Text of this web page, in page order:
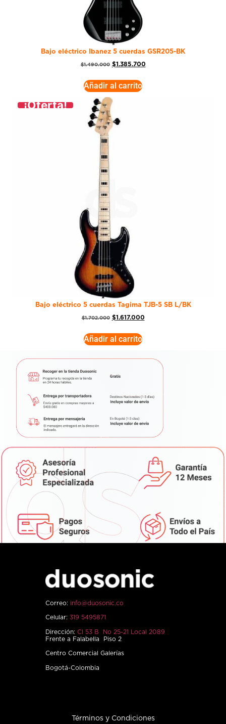
Bajo eléctrico Ibanez 5 cuerdas GSR205-BK
$1.490.000 $1.385.700
Añadir al carrito
¡Oferta!
Bajo eléctrico 5 cuerdas Tagima TJB-5 SB L/BK
$1.702.000 $1.617.000
Añadir al carrito
Correo: info@duosonic.co
Celular: 319 5495871
Dirección: Cl 53 B No 25-21 Local 2089
Frente a Falabella Piso 2
Centro Comercial Galerías
Bogotá-Colombia
Términos y Condiciones